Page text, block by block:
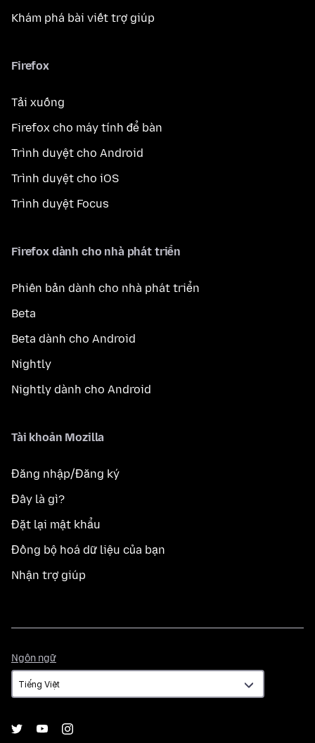
Khám phá bài viết trợ giúp
Firefox
Tải xuống
Firefox cho máy tính để bàn
Trình duyệt cho Android
Trình duyệt cho iOS
Trình duyệt Focus
Firefox dành cho nhà phát triển
Phiên bản dành cho nhà phát triển
Beta
Beta dành cho Android
Nightly
Nightly dành cho Android
Tài khoản Mozilla
Đăng nhập/Đăng ký
Đây là gì?
Đặt lại mật khẩu
Đồng bộ hoá dữ liệu của bạn
Nhận trợ giúp
Ngôn ngữ
ngữ